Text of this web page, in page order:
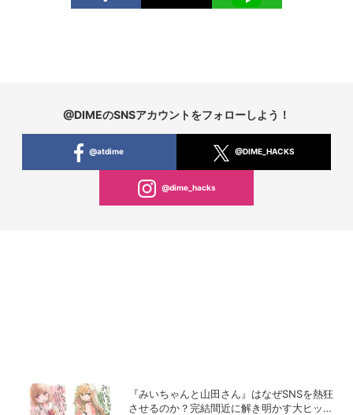
@DIMEのSNSアカウントをフォローしよう！
@atdime @DIME_HACKS
@dime_hacks
『みいちゃんと山田さん』はなぜSNSを熱狂
させるのか？完結間近に解き明かす大ヒット